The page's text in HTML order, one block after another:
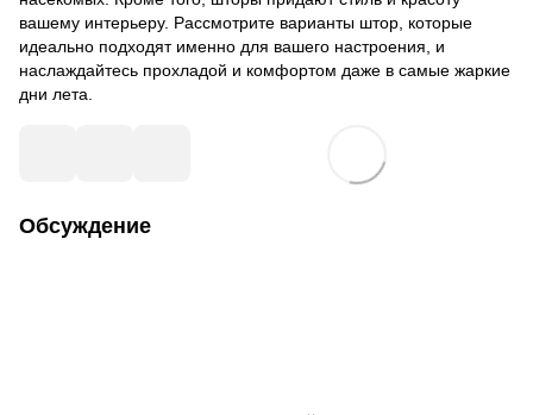
вашему интерьеру. Рассмотрите варианты штор, которые
идеально подходят именно для вашего настроения, и
наслаждайтесь прохладой и комфортом даже в самые жаркие
дни лета.
Обсуждение